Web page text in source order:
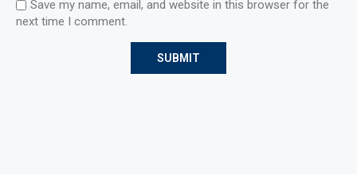
Save my name, email, and website in this browser for the
next time I comment.